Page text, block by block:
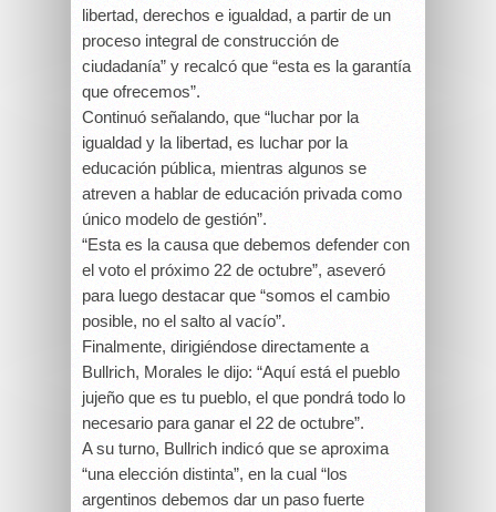
libertad, derechos e igualdad, a partir de un
proceso integral de construcción de
ciudadanía” y recalcó que “esta es la garantía
que ofrecemos”.
Continuó señalando, que “luchar por la
igualdad y la libertad, es luchar por la
educación pública, mientras algunos se
atreven a hablar de educación privada como
único modelo de gestión”.
“Esta es la causa que debemos defender con
el voto el próximo 22 de octubre”, aseveró
para luego destacar que “somos el cambio
posible, no el salto al vacío”.
Finalmente, dirigiéndose directamente a
Bullrich, Morales le dijo: “Aquí está el pueblo
jujeño que es tu pueblo, el que pondrá todo lo
necesario para ganar el 22 de octubre”.
A su turno, Bullrich indicó que se aproxima
“una elección distinta”, en la cual “los
argentinos debemos dar un paso fuerte